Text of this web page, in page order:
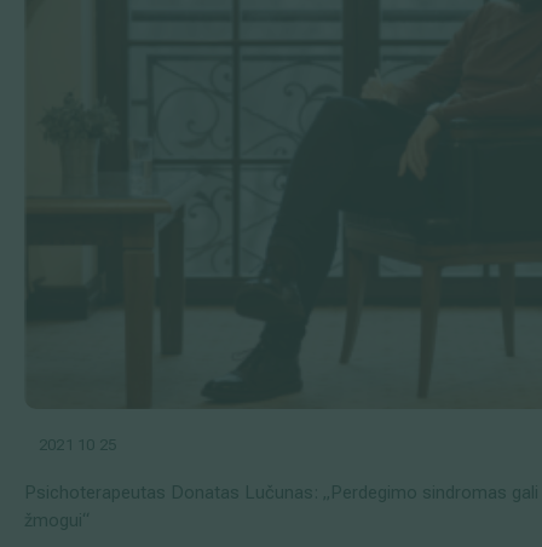
2021 10 25
Psichoterapeutas Donatas Lučunas: „Perdegimo sindromas
žmogui“